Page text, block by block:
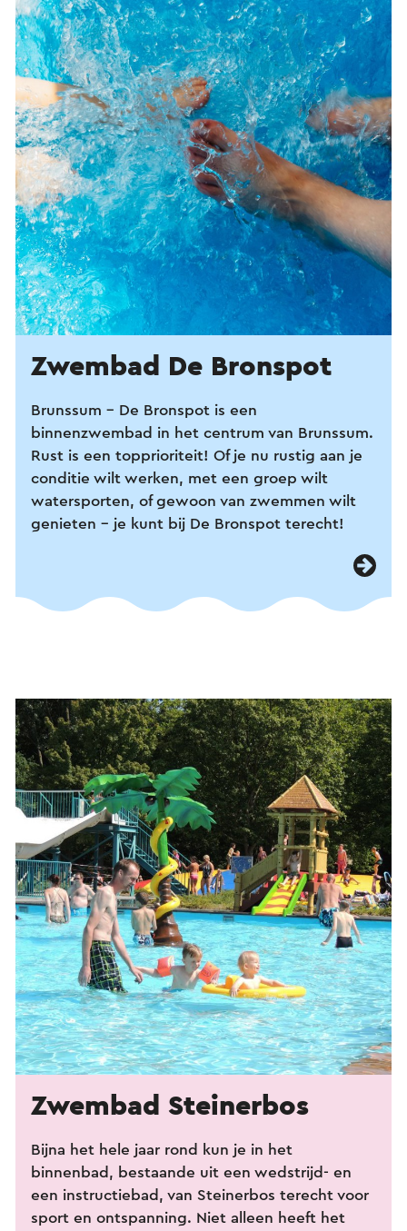
Zwembad De Bronspot
Brunssum - De Bronspot is een
binnenzwembad in het centrum van Brunssum.
Rust is een topprioriteit! Of je nu rustig aan je
conditie wilt werken, met een groep wilt
watersporten, of gewoon van zwemmen wilt
genieten - je kunt bij De Bronspot terecht!
Zwembad Steinerbos
Bijna het hele jaar rond kun je in het
binnenbad, bestaande uit een wedstrijd- en
een instructiebad, van Steinerbos terecht voor
sport en ontspanning. Niet alleen heeft het